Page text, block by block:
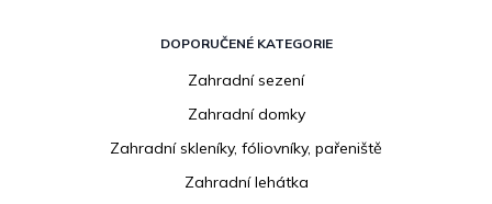
DOPORUČENÉ KATEGORIE
Zahradní sezení
Zahradní domky
Zahradní skleníky, fóliovníky, pařeniště
Zahradní lehátka